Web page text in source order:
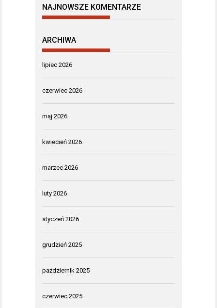
NAJNOWSZE KOMENTARZE
ARCHIWA
lipiec 2026
czerwiec 2026
maj 2026
kwiecień 2026
marzec 2026
luty 2026
styczeń 2026
grudzień 2025
październik 2025
czerwiec 2025